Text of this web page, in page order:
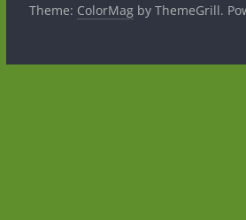
Theme: ColorMagby ThemeGrill.